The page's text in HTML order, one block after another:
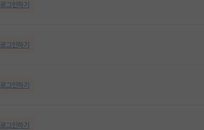
로그인하기
로그인하기
로그인하기
로그인하기